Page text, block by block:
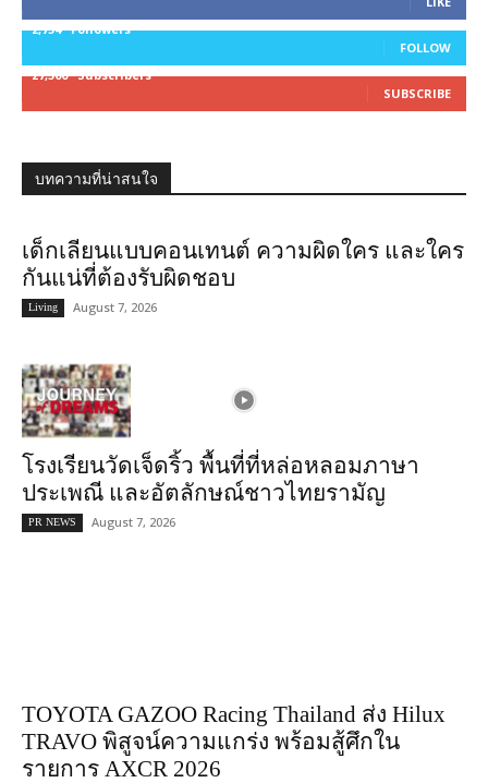
2,754
Followers
FOLLOW
27,500 Subscribers
SUBSCRIBE
บทความที่น่าสนใจ
เด็กเลียนแบบคอนเทนต์ ความผิดใคร และใคร
กันแน่ที่ต้องรับผิดชอบ
Living August 7, 2026
โรงเรียนวัดเจ็ดริ้ว พื้นที่ที่หล่อหลอมภาษา
ประเพณี และอัตลักษณ์ชาวไทยรามัญ
PR NEWS August 7, 2026
TOYOTA GAZOO Racing Thailand ส่ง Hilux
TRAVO พิสูจน์ความแกร่ง พร้อมสู้ศึกใน
รายการ AXCR 2026